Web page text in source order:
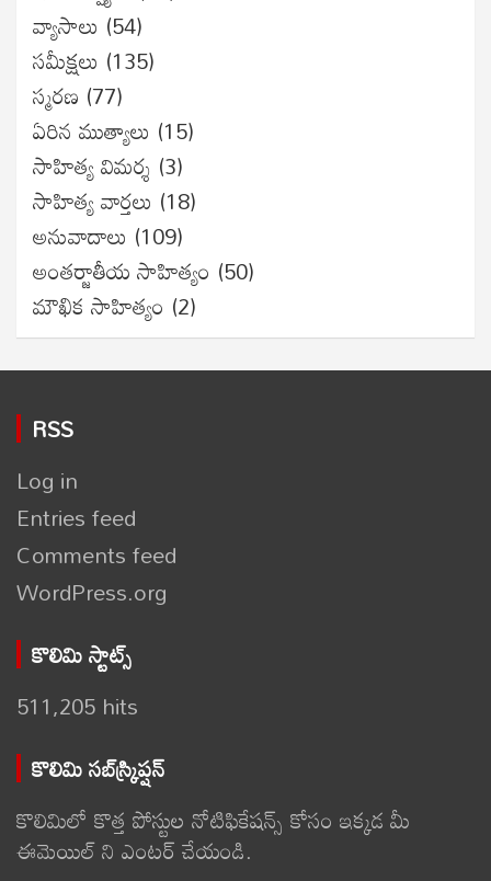
వ్యాసాలు (54)
సమీక్షలు (135)
స్మరణ (77)
ఏరిన ముత్యాలు (15)
సాహిత్య విమర్శ (3)
సాహిత్య వార్తలు (18)
అనువాదాలు (109)
అంతర్జాతీయ సాహిత్యం (50)
మౌఖిక సాహిత్యం (2)
RSS
Log in
Entries feed
Comments feed
WordPress.org
కొలిమి స్టాట్స్
511,205 hits
కొలిమి సబ్‌స్క్రిప్షన్
కొలిమిలో కొత్త పోస్టుల నోటిఫికేషన్స్ కోసం ఇక్కడ మీ
ఈమెయిల్ ని ఎంటర్ చేయండి.